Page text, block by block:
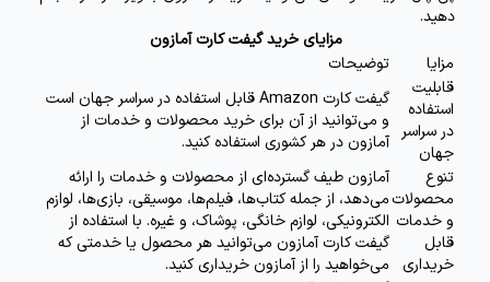
دهید.
مزایای خرید گیفت کارت آمازون
مزایا
توضیحات
قابلیت
استفاده
در سراسر
جهان
گیفت کارت Amazon قابل استفاده در سراسر جهان است
و می‌توانید از آن برای خرید محصولات و خدمات از
آمازون در هر کشوری استفاده کنید.
تنوع
محصولات
و خدمات
قابل
خریداری
آمازون طیف گسترده‌ای از محصولات و خدمات را ارائه
می‌دهد، از جمله کتاب‌ها، فیلم‌ها، موسیقی، بازی‌ها، لوازم
الکترونیکی، لوازم خانگی، پوشاک، و غیره. با استفاده از
گیفت کارت آمازون می‌توانید هر محصول یا خدمتی که
می‌خواهید را از آمازون خریداری کنید.